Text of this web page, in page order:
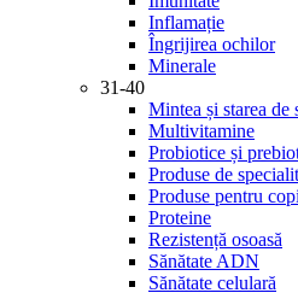
Inflamație
Îngrijirea ochilor
Minerale
31-40
Mintea și starea de
Multivitamine
Probiotice și
Produse de
Produse pentru
Proteine
Rezistență osoasă
Sănătate ADN
Sănătate celulară